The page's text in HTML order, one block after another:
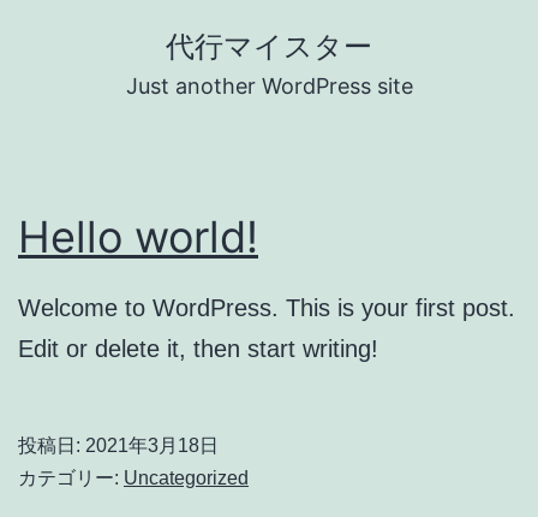
へ
ス
キ
ッ
代行マイスター
Just another WordPress site
Hello world!
Welcome to WordPress. This is your first post.
Edit or delete it, then start writing!
投稿日: 2021年3月18日
カテゴリー: Uncategorized